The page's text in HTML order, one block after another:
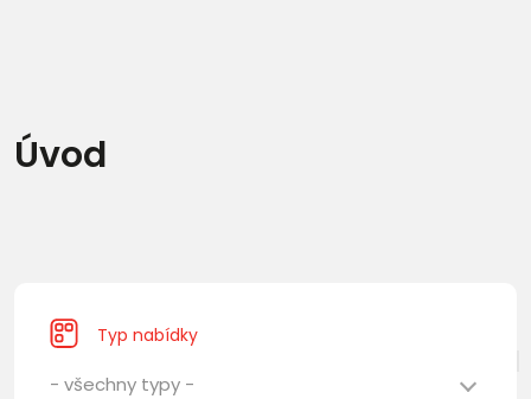
Úvod
Typ nabídky
- všechny typy -